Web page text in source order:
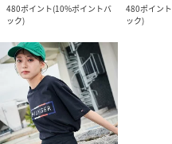
480ポイント(10%ポイントバ
ック)
480ポイント
ック)